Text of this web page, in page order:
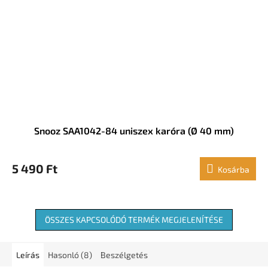
Snooz SAA1042-84 uniszex karóra (Ø 40 mm)
5 490 Ft Kosárba
ÖSSZES KAPCSOLÓDÓ TERMÉK MEGJELENÍTÉSE
Leírás Hasonló (8) Beszélgetés